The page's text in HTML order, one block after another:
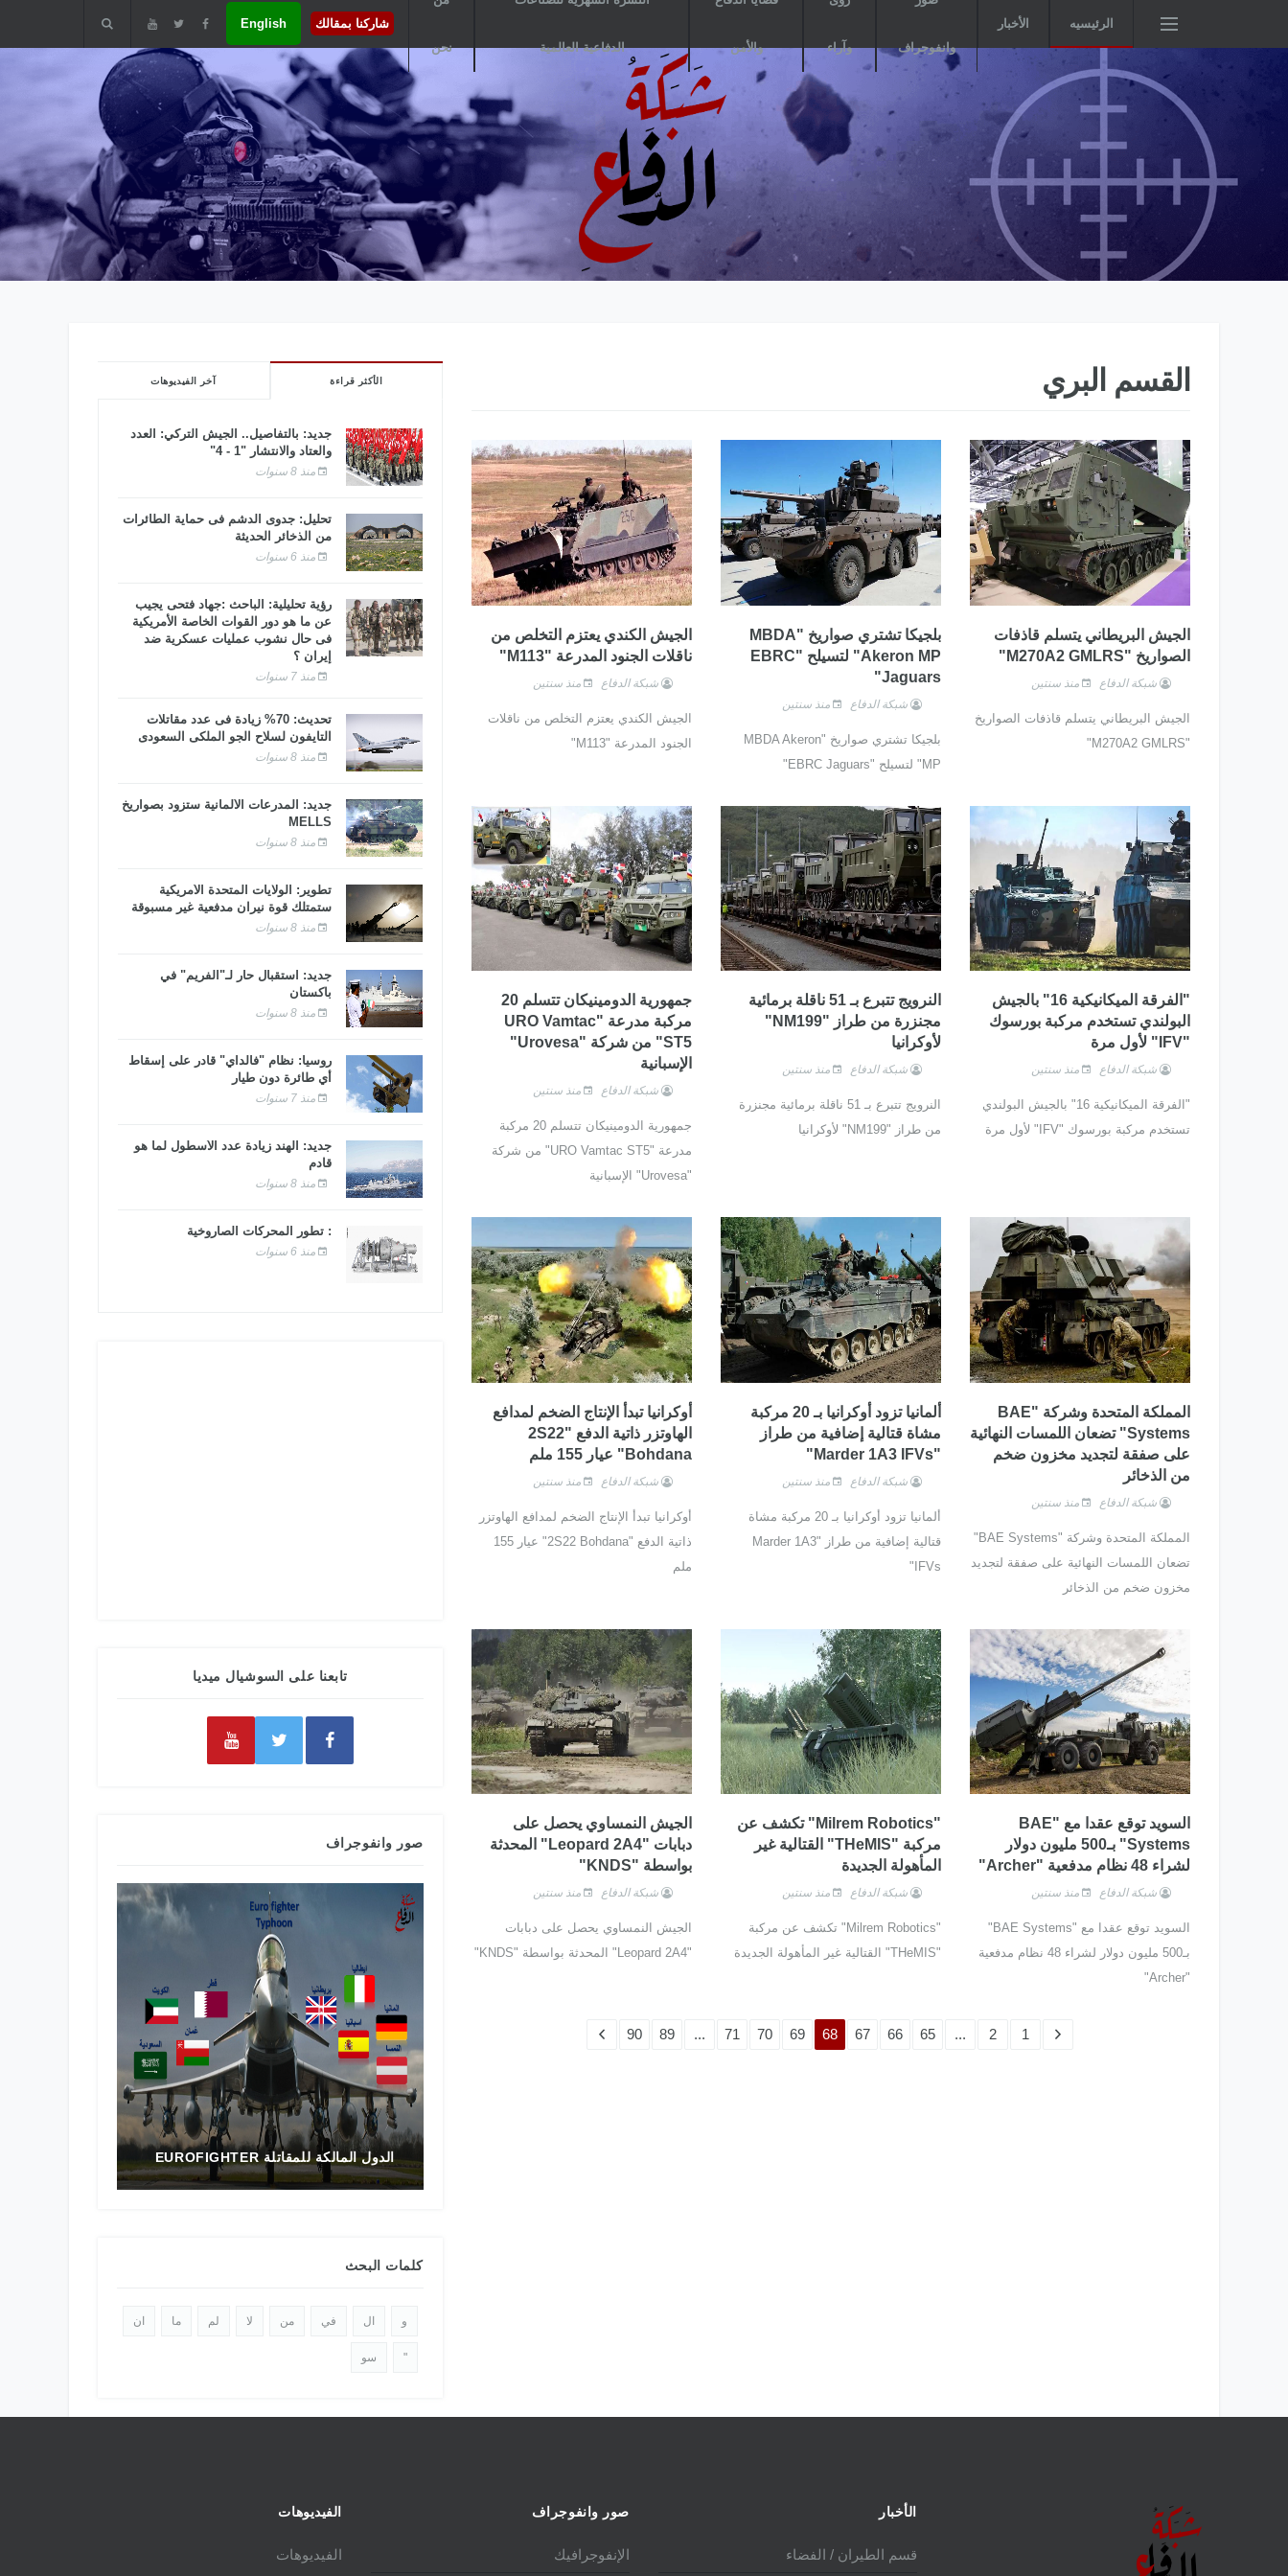
الرئيسيه الأخبار
وانفوجراف وآراء والأمن الدفاعية العالمية نحن
شاركنا بمقالك English
القسم البري
الجيش البريطاني يتسلم قاذفات
الصواريخ "M270A2 GMLRS"
شبكة الدفاع منذ سنتين
الجيش البريطاني يتسلم قاذفات الصواريخ
"M270A2 GMLRS"
بلجيكا تشتري صواريخ "MBDA
Akeron MP" لتسيلح "EBRC
Jaguars"
شبكة الدفاع منذ سنتين
بلجيكا تشتري صواريخ "MBDA Akeron
MP" لتسيلح "EBRC Jaguars"
الجيش الكندي يعتزم التخلص من
ناقلات الجنود المدرعة "M113"
شبكة الدفاع منذ سنتين
الجيش الكندي يعتزم التخلص من ناقلات
الجنود المدرعة "M113"
"الفرقة الميكانيكية 16" بالجيش
البولندي تستخدم مركبة بورسوك
"IFV" لأول مرة
شبكة الدفاع منذ سنتين
"الفرقة الميكانيكية 16" بالجيش البولندي
تستخدم مركبة بورسوك "IFV" لأول مرة
النرويج تتبرع بـ 51 ناقلة برمائية
مجنزرة من طراز "NM199"
لأوكرانيا
شبكة الدفاع منذ سنتين
النرويج تتبرع بـ 51 ناقلة برمائية مجنزرة
من طراز "NM199" لأوكرانيا
جمهورية الدومينيكان تتسلم 20
مركبة مدرعة "URO Vamtac
ST5" من شركة "Urovesa"
الإسبانية
شبكة الدفاع منذ سنتين
جمهورية الدومينيكان تتسلم 20 مركبة
مدرعة "URO Vamtac ST5" من شركة
"Urovesa" الإسبانية
المملكة المتحدة وشركة "BAE
Systems" تضعان اللمسات النهائية
على صفقة لتجديد مخزون ضخم
من الذخائر
شبكة الدفاع منذ سنتين
المملكة المتحدة وشركة "BAE Systems"
تضعان اللمسات النهائية على صفقة لتجديد
مخزون ضخم من الذخائر
ألمانيا تزود أوكرانيا بـ 20 مركبة
مشاة قتالية إضافية من طراز
"Marder 1A3 IFVs"
شبكة الدفاع منذ سنتين
ألمانيا تزود أوكرانيا بـ 20 مركبة مشاة
قتالية إضافية من طراز "Marder 1A3
IFVs"
أوكرانيا تبدأ الإنتاج الضخم لمدافع
الهاوتزر ذاتية الدفع "2S22
Bohdana" عيار 155 ملم
شبكة الدفاع منذ سنتين
أوكرانيا تبدأ الإنتاج الضخم لمدافع الهاوتزر
ذاتية الدفع "2S22 Bohdana" عيار 155
ملم
السويد توقع عقدا مع "BAE
Systems" بـ500 مليون دولار
لشراء 48 نظام مدفعية "Archer"
شبكة الدفاع منذ سنتين
السويد توقع عقدا مع "BAE Systems"
بـ500 مليون دولار لشراء 48 نظام مدفعية
"Archer"
"Milrem Robotics" تكشف عن
مركبة "THeMIS" القتالية غير
المأهولة الجديدة
شبكة الدفاع منذ سنتين
"Milrem Robotics" تكشف عن مركبة
"THeMIS" القتالية غير المأهولة الجديدة
الجيش النمساوي يحصل على
دبابات "Leopard 2A4" المحدثة
بواسطة "KNDS"
شبكة الدفاع منذ سنتين
الجيش النمساوي يحصل على دبابات
"Leopard 2A4" المحدثة بواسطة "KNDS"
1
2
...
65
66
67
68
69
70
71
...
89
90
الأكثر قراءة آخر الفيديوهات
جديد: بالتفاصيل.. الجيش التركي: العدد
والعتاد والانتشار "1 - 4"
منذ 8 سنوات
تحليل: جدوى الدشم فى حماية الطائرات
من الذخائر الحديثة
منذ 6 سنوات
رؤية تحليلية: الباحث :جهاد فتحى يجيب
عن ما هو دور القوات الخاصة الأمريكية
فى حال نشوب عمليات عسكرية ضد
إيران ؟
منذ 7 سنوات
تحديث: 70% زيادة فى عدد مقاتلات
التايفون لسلاح الجو الملكى السعودى
منذ 8 سنوات
جديد: المدرعات الألمانية ستزود بصواريخ
MELLS
منذ 8 سنوات
تطوير: الولايات المتحدة الأمريكية
ستمتلك قوة نيران مدفعية غير مسبوقة
منذ 8 سنوات
جديد: استقبال حار لـ"الفريم" في
باكستان
منذ 8 سنوات
روسيا: نظام "فالداي" قادر على إسقاط
أي طائرة دون طيار
منذ 7 سنوات
جديد: الهند زيادة عدد الأسطول لما هو
قادم
منذ 8 سنوات
: تطور المحركات الصاروخية
منذ 6 سنوات
تابعنا على السوشيال ميديا
صور وانفوجراف
تاريخ المقاتلة F-16 في الشرق الأوسط
كلمات البحث
و ال في من لا لم ما ان
" سو
الأخبار
قسم الطيران / الفضاء
صور وانفوجراف
الإنفوجرافيك
الفيديوهات
الفيديوهات